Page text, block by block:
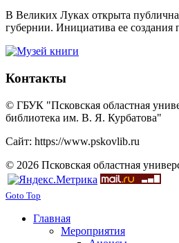
В Великих Луках открыта
губернии. Инициатива ее создания
Контакты
© ГБУК "Псковская областная
библиотека им. В. Я. Курбатова"
Сайт: https://www.pskovlib.ru
© 2026 Псковская областная
Goto Top
Главная
Мероприятия